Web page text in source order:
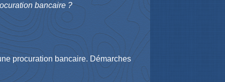
bancaire ?
procuration bancaire. Démarches